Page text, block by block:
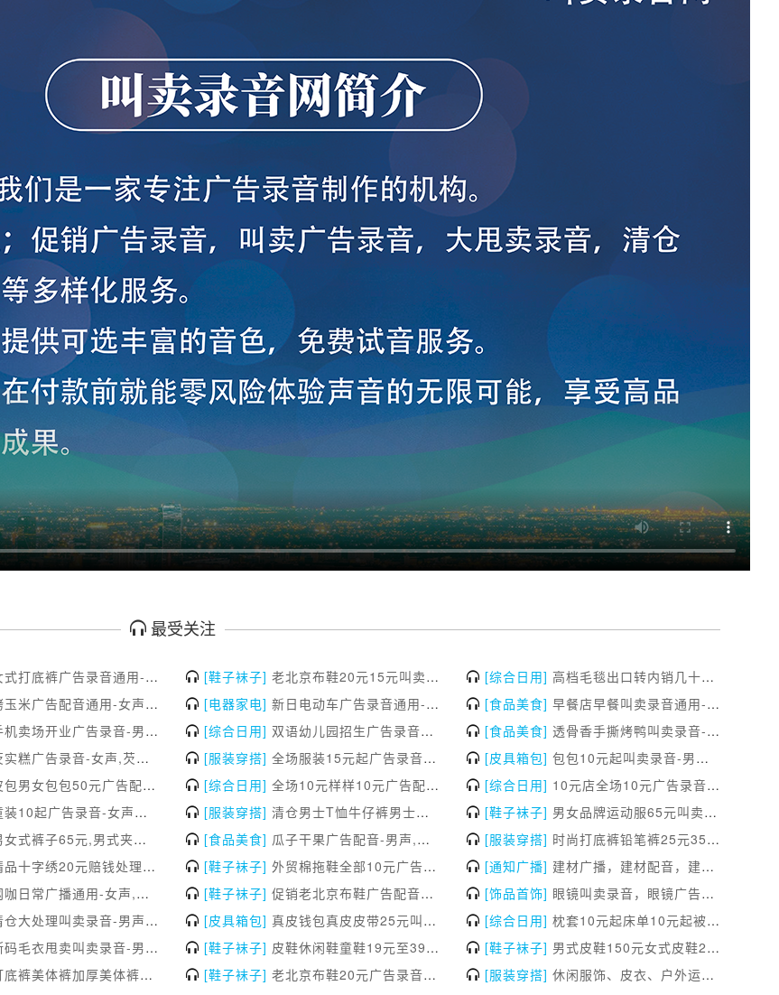
最受关注
底裤广告录音通用-女声,女式打底裤叫卖录音,女式打底裤广告配音
广告配音通用-女声,烤玉米广告录音,烤玉米叫卖录音
场开业广告录音-男声，手机卖场开业叫卖录音，手机卖场开业广告配音
糕广告录音-女声,芡实糕叫卖录音,芡实糕广告配音
女包包50元广告配音-男声,皮包男女包包50元广告录音,皮包男女包包50元叫卖录音
起广告录音-女声，童装10起叫卖录音，童装10起广告配音
,男式夹克99元,女式绒毛大衣120元叫卖录音-女声,男女式裤子65元,男式夹克99元,女式绒毛大衣120元广告配音,男女式裤子65元,男式夹克99元,女式绒毛大衣120元广告录音
绣20元赔钱处理广告录音-男声，精品十字绣20元赔钱处理叫卖录音，精品十字绣20元赔钱处理广告配音
常广播通用-女声,网咖日常广播配音,网咖日常广播录音
处理叫卖录音-男声,清仓大处理广告配音,清仓大处理广告录音
衣甩卖叫卖录音-男声,断码毛衣甩卖广告配音,断码毛衣甩卖广告录音
裤加厚美体裤35元广告配音-男声,打底裤美体裤加厚美体裤35元广告录音,打底裤美体裤加厚美体裤35元叫卖录音
[鞋子袜子] 老北京布鞋20元15元叫卖录音-女声,老北京布鞋20元15元广告配音,老北京布鞋20元15元广告录音
[电器家电] 新日电动车广告录音通用-男声,新日电动车叫卖录音,新日电动车广告配音
[综合日用] 双语幼儿园招生广告录音通用-女声,双语幼儿园招生叫卖录音,双语幼儿园招生广告配音
[服装穿搭] 全场服装15元起广告录音-女声,全场服装15元起叫卖录音,全场服装15元起广告配音
[综合日用] 全场10元样样10元广告配音通用-男声,全场10元样样10元广告录音,全场10元样样10元叫卖录音
[服装穿搭] 清仓男士T恤牛仔裤男士服装38元广告配音-女声,清仓男士T恤牛仔裤男士服装38元广告录音,清仓男士T恤牛仔裤男士服装38元叫卖录音
[食品美食] 瓜子干果广告配音-男声,瓜子干果广告录音,瓜子干果叫卖录音
[鞋子袜子] 外贸棉拖鞋全部10元广告录音-男声,外贸棉拖鞋全部10元叫卖录音,外贸棉拖鞋全部10元广告配音
[鞋子袜子] 促销老北京布鞋广告配音通用-男声,促销老北京布鞋广告录音,促销老北京布鞋叫卖录音
[皮具箱包] 真皮钱包真皮皮带25元叫卖录音-男声,真皮钱包真皮皮带25元广告配音,真皮钱包真皮皮带25元广告录音
[鞋子袜子] 皮鞋休闲鞋童鞋19元至39元广告录音-女声,皮鞋休闲鞋童鞋19元至39元叫卖录音,皮鞋休闲鞋童鞋19元至39元广告配音
[鞋子袜子] 老北京布鞋20元广告录音-女声,老北京布鞋20元叫卖录音,老北京布鞋20元广告配音
[综合日用] 高档毛毯出口转内销几十元至200多元广告录音-女声，高档毛毯出口转内销几十元至200多元叫卖录音，高档毛毯出口转内销几十元至200多元广告配音
[食品美食] 早餐店早餐叫卖录音通用-女声,早餐店早餐广告配音,早餐店早餐广告录音
[食品美食] 透骨香手撕烤鸭叫卖录音-女声,透骨香手撕烤鸭广告配音,透骨香手撕烤鸭广告录音
[皮具箱包] 包包10元起叫卖录音-男声,包包10元起广告配音,包包10元起广告录音
[综合日用] 10元店全场10元广告录音-男声,10元店全场10元叫卖录音,10元店全场10元广告配音
[鞋子袜子] 男女品牌运动服65元叫卖录音-男声,男女品牌运动服65元广告配音,男女品牌运动服65元广告录音
[服装穿搭] 时尚打底裤铅笔裤25元35元广告录音-女声,时尚打底裤铅笔裤25元35元叫卖录音,时尚打底裤铅笔裤25元35元广告配音
[通知广播] 建材广播，建材配音，建材语音
[饰品首饰] 眼镜叫卖录音，眼镜广告录音，眼镜广告配音
[综合日用] 枕套10元起床单10元起被罩15元起毛毯35元起四件套88元起叫卖录音-男声,枕套10元起床单10元起被罩15元起毛毯35元起四件套88元起广告配音,枕套10元起床单10元起被罩15元起毛毯35元起四件套88元起广告录音
[鞋子袜子] 男式皮鞋150元女式皮鞋200元叫卖录音-女声,男式皮鞋150元女式皮鞋200元广告配音,男式皮鞋150元女式皮鞋200元广告录音
[服装穿搭] 休闲服饰、皮衣、户外运动装100元一件广告录音-男声，休闲服饰、皮衣、户外运动装100元一件叫卖录音，休闲服饰、皮衣、户外运动装100元一件广告配音